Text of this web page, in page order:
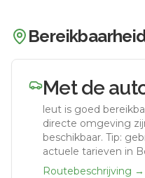
Met de
leut is goed
directe omgeving
beschikbaar. Tip:
actuele tarieven in
Routebeschrijving →